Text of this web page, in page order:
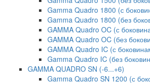
Gamma Quadro 1800 (с
Gamma Quadro 1800 (без
GAMMA Quadro OC (с
GAMMA Quadro OC (без
GAMMA Quadro IC (с
Gamma Quadro IC (без
GAMMA QUADRO SN (-6...+6)
Gamma Quadro SN 1200 (с